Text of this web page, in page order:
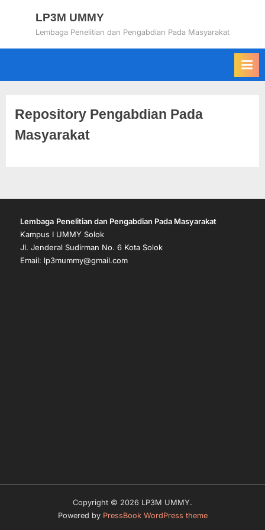
LP3M UMMY
Lembaga Penelitian dan Pengabdian Pada Masyarakat
Repository Pengabdian Pada
Masyarakat
Lembaga Penelitian dan Pengabdian Pada Masyarakat
Kampus I UMMY Solok
Jl. Jenderal Sudirman No. 6 Kota Solok
Email: lp3mummy@gmail.com
Copyright © 2026 LP3M UMMY.
Powered by PressBook WordPress theme